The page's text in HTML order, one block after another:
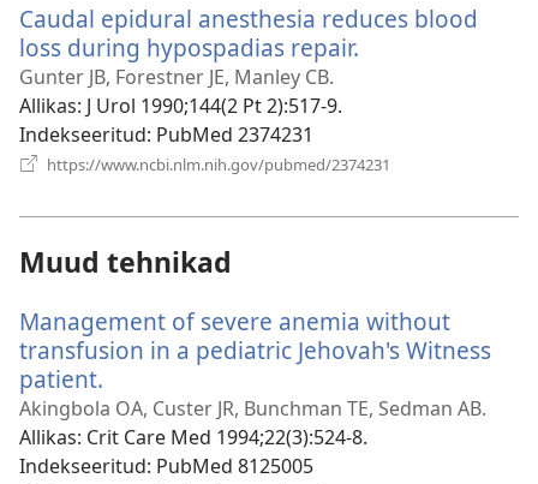
Caudal epidural anesthesia reduces blood
loss during hypospadias repair.
Gunter JB, Forestner JE, Manley CB.
Allikas‎: J Urol 1990;144(2 Pt 2):517-9.
Indekseeritud‎: PubMed 2374231
https://www.ncbi.nlm.nih.gov/pubmed/2374231
Muud tehnikad
Management of severe anemia without
transfusion in a pediatric Jehovah's Witness
patient.
uue
akna)
Akingbola OA, Custer JR, Bunchman TE, Sedman AB.
Allikas‎: Crit Care Med 1994;22(3):524-8.
Indekseeritud‎: PubMed 8125005